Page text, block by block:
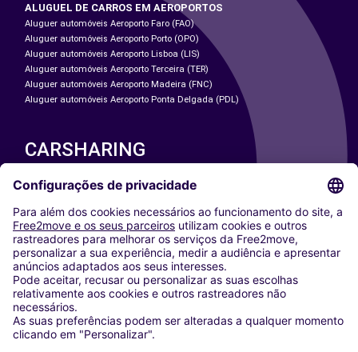
ALUGUEL DE CARROS EM AEROPORTOS
Aluguer automóveis Aeroporto Faro (FAO)
Aluguer automóveis Aeroporto Porto (OPO)
Aluguer automóveis Aeroporto Lisboa (LIS)
Aluguer automóveis Aeroporto Terceira (TER)
Aluguer automóveis Aeroporto Madeira (FNC)
Aluguer automóveis Aeroporto Ponta Delgada (PDL)
CARSHARING
NOSSAS CIDADES
Washington DC
Milan
Rome
Turin
Vienna
Berlin
Cologne
Dusseldorf
Frankfurt